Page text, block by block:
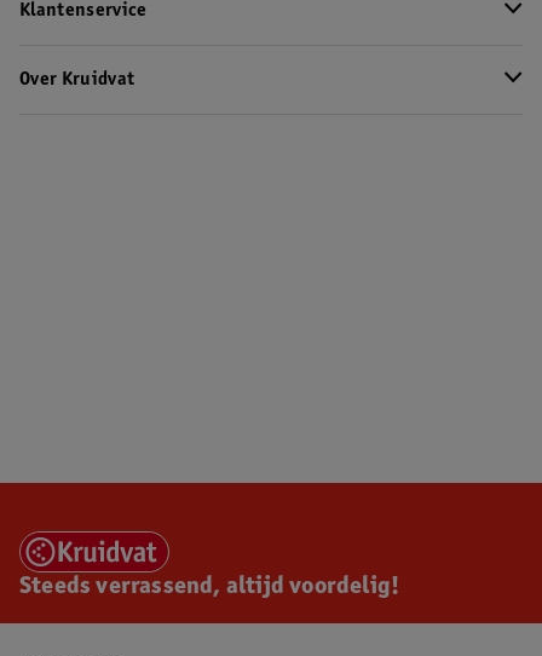
Klantenservice
Over Kruidvat
Steeds verrassend, altijd voordelig!